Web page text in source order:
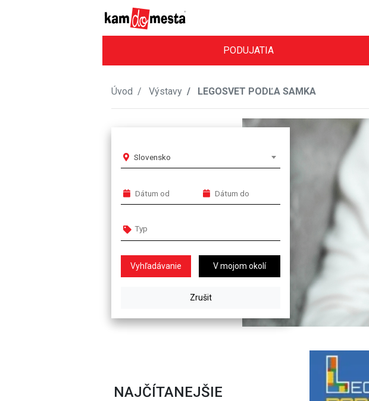
PODUJATIA
Úvod Výstavy LEGOSVET PODĽA SAMKA
Slovensko
V mojom okolí
NAJČÍTANEJŠIE